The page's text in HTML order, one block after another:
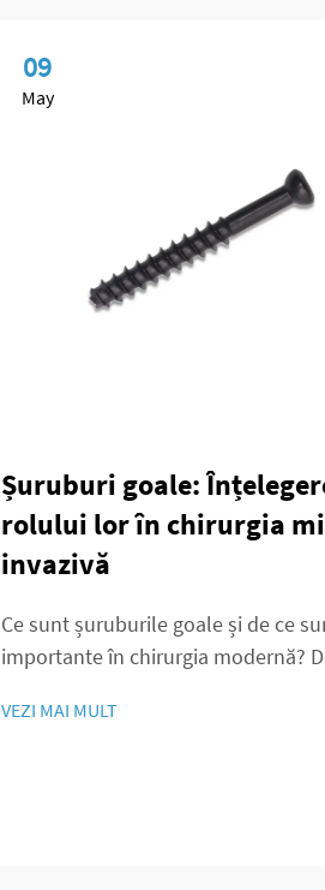
09
May
Șuruburi goale:
rolului lor în chirurgia
invazivă
Ce sunt șuruburile goale și de ce
importante în chirurgia modernă?
tricorticale spongioase reprezintă
VEZI MAI MULT